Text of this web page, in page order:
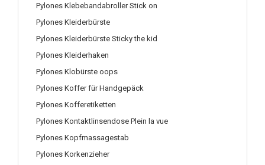
Pylones Klebebandabroller Stick on
Pylones Kleiderbürste
Pylones Kleiderbürste Sticky the kid
Pylones Kleiderhaken
Pylones Klobürste oops
Pylones Koffer für Handgepäck
Pylones Kofferetiketten
Pylones Kontaktlinsendose Plein la vue
Pylones Kopfmassagestab
Pylones Korkenzieher